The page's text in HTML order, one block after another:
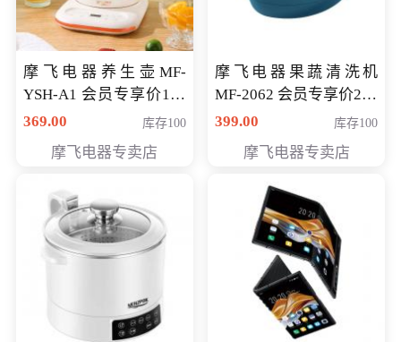
摩飞电器养生壶MF-
YSH-A1 会员专享价198
元
369.00 库存100
摩飞电器专卖店
摩飞电器果蔬清洗机
MF-2062 会员专享价268
元
399.00 库存100
摩飞电器专卖店